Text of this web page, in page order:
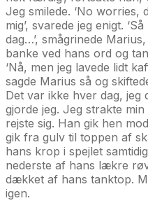
Jeg smilede. ‘No worries,
mig’, svarede jeg enigt.
dag…’, smågrinede
banke ved hans ord og
‘Nå, men jeg lavede lidt
sagde Marius så og
Det var ikke hver dag, jeg
gjorde jeg. Jeg strakte
rejste sig. Han gik hen
gik fra gulv til toppen af
hans krop i spejlet
nederste af hans lækre
dækket af hans tanktop.
igen.